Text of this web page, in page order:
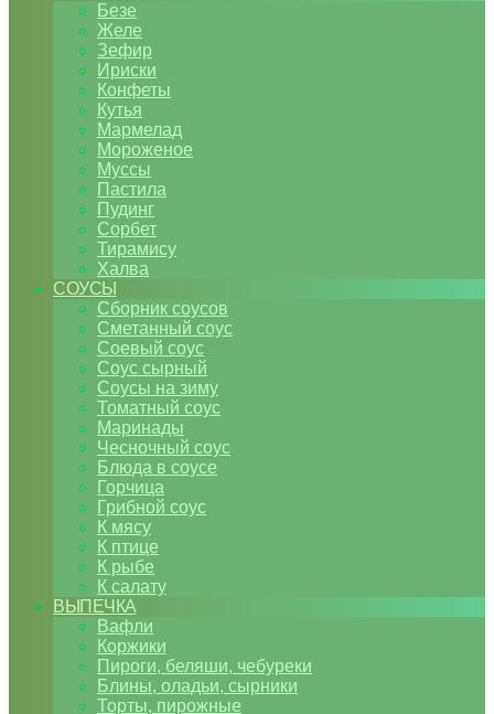
Безе
Желе
Зефир
Ириски
Конфеты
Кутья
Мармелад
Мороженое
Муссы
Пастила
Пудинг
Сорбет
Тирамису
Халва
СОУСЫ
Сборник соусов
Сметанный соус
Соевый соус
Соус сырный
Соусы на зиму
Томатный соус
Маринады
Чесночный соус
Блюда в соусе
Горчица
Грибной соус
К мясу
К птице
К рыбе
К салату
ВЫПЕЧКА
Вафли
Коржики
Пироги, беляши, чебуреки
Блины, оладьи, сырники
Торты, пирожные